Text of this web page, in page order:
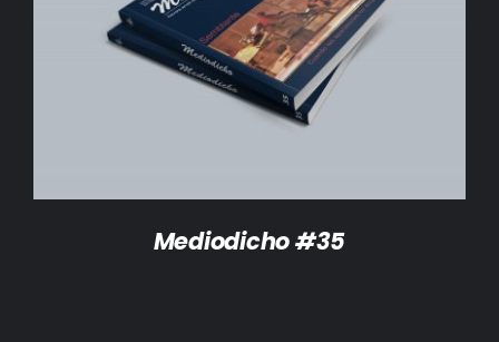
DETALLES
Mediodicho #35